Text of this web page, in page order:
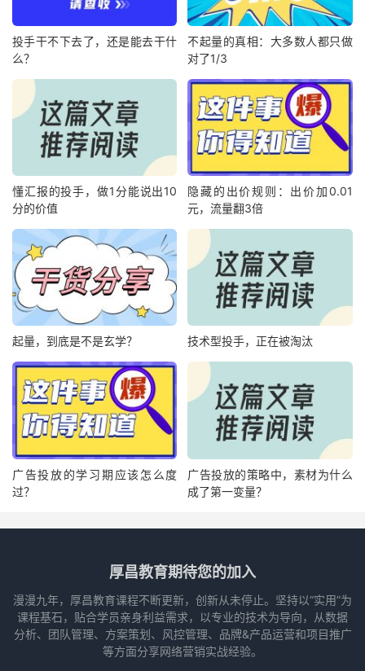
投手干不下去了，还是能去干什
么？
不起量的真相：大多数人都只做
对了1/3
懂汇报的投手，做1分能说出10
分的价值
隐藏的出价规则：出价加0.01
元，流量翻3倍
起量，到底是不是玄学？ 技术型投手，正在被淘汰
广告投放的学习期应该怎么度
过？
广告投放的策略中，素材为什么
成了第一变量？
厚昌教育期待您的加入
漫漫九年，厚昌教育课程不断更新，创新从未停止。坚持以“实用”为
课程基石，贴合学员亲身利益需求，以专业的技术为导向，从数据
分析、团队管理、方案策划、风控管理、品牌&产品运营和项目推广
等方面分享网络营销实战经验。